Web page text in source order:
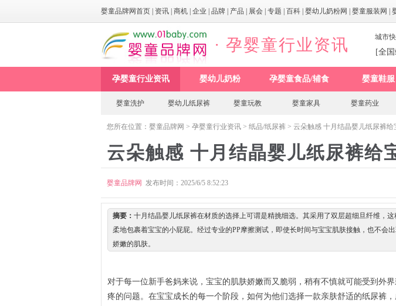
婴童品牌网首页 资讯 商机 企业 品牌 产品 展会 专题 百科 婴幼儿奶粉网 婴童服装网
· 孕婴童行业资讯 城市
[全
孕婴童行业资讯 婴幼儿奶粉 孕婴童食品/辅食 婴童鞋服
婴童洗护 婴幼儿纸尿裤 婴童玩教 婴童家具 婴童药业
您所在位置： 婴童品牌网 > 孕婴童行业资讯 > 纸品/纸尿裤 > 云朵触感 十月结晶婴儿纸尿裤给
云朵触感 十月结晶婴儿纸尿裤给
婴童品牌网 发布时间：2025/6/5 8:52:23
摘要： 十月结晶婴儿纸尿裤在材质的选择上可谓是精挑细选。其采用了双层超细旦纤维，
柔地包裹着宝宝的小屁屁。经过专业的PP摩擦测试，即使长时间与宝宝肌肤接触，也不会
娇嫩的肌肤。
对于每一位新手爸妈来说，宝宝的肌肤娇嫩而又脆弱，稍有不慎就可能受到外
疼的问题。在宝宝成长的每一个阶段，如何为他们选择一款亲肤舒适的纸尿裤